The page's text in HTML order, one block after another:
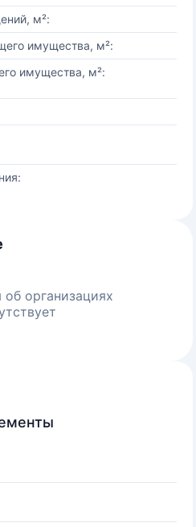
м²:
имущества, м²:
имущества, м²:
организациях